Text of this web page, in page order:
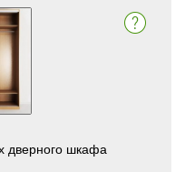
дверного шкафа